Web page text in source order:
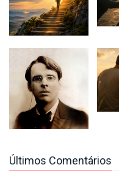
Últimos Comentários